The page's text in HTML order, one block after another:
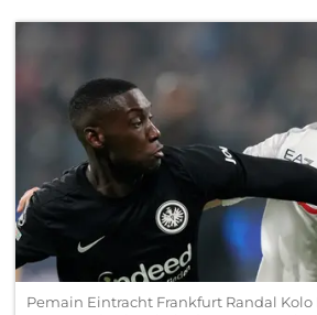
Pemain Eintracht Frankfurt Randal